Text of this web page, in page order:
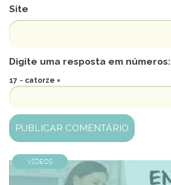
Site
Digite uma resposta em números:
17 − catorze =
Vídeos